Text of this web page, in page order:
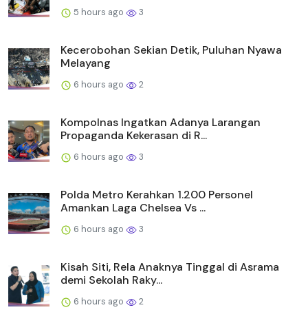
5 hours ago 3
Kecerobohan Sekian Detik, Puluhan Nyawa
Melayang
6 hours ago 2
Kompolnas Ingatkan Adanya Larangan
Propaganda Kekerasan di R...
6 hours ago 3
Polda Metro Kerahkan 1.200 Personel
Amankan Laga Chelsea Vs ...
6 hours ago 3
Kisah Siti, Rela Anaknya Tinggal di Asrama
demi Sekolah Raky...
6 hours ago 2